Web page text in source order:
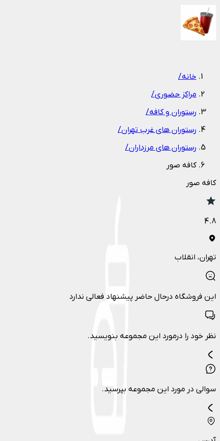
خانه/
مراکز حضوری/
رستوران و کافه/
رستوران های غرب تهران/
رستوران های مرزداران/
کافه صور
کافه صور
4.8
تهران، انقلاب
این فروشگاه درحال حاضر پیشنهاد فعالی ندارد
نظر خود را درمورد این مجموعه بنویسید.
سوالی در مورد این مجموعه بپرسید.